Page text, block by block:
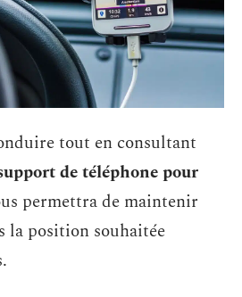
tout en consultant
de téléphone pour
permettra de maintenir
la position souhaitée